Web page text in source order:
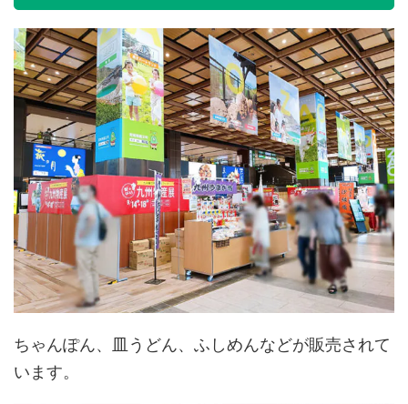
ちゃんぽん、皿うどん、ふしめんなどが販売されて
います。